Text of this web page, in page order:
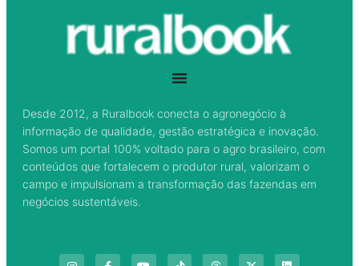
Desde 2012, a Ruralbook conecta o agronegócio à
informação de qualidade, gestão estratégica e inovação.
Somos um portal 100% voltado para o agro brasileiro, com
conteúdos que fortalecem o produtor rural, valorizam o
campo e impulsionam a transformação das fazendas em
negócios sustentáveis.